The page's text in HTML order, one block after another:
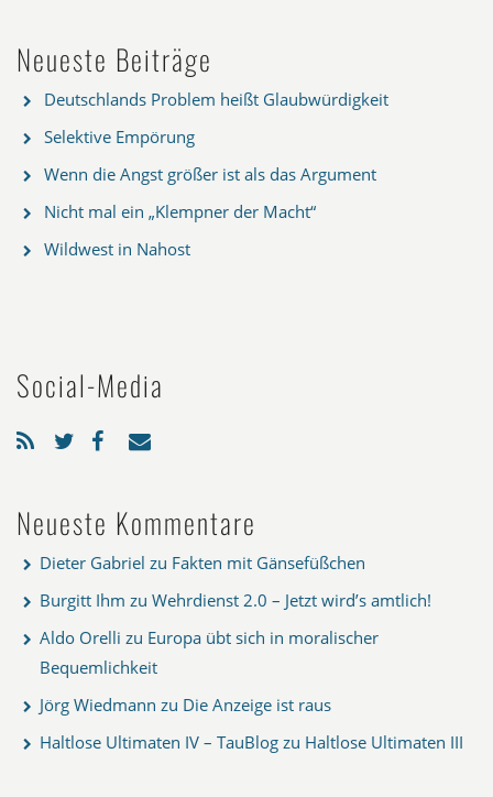
Neueste Beiträge
Deutschlands Problem heißt Glaubwürdigkeit
Selektive Empörung
Wenn die Angst größer ist als das Argument
Nicht mal ein „Klempner der Macht“
Wildwest in Nahost
Social-Media
Neueste Kommentare
Dieter Gabriel zu Fakten mit Gänsefüßchen
Burgitt Ihm zu Wehrdienst 2.0 – Jetzt wird’s amtlich!
Aldo Orelli zu Europa übt sich in moralischer
Bequemlichkeit
Jörg Wiedmann zu Die Anzeige ist raus
Haltlose Ultimaten IV – TauBlog zu Haltlose Ultimaten III